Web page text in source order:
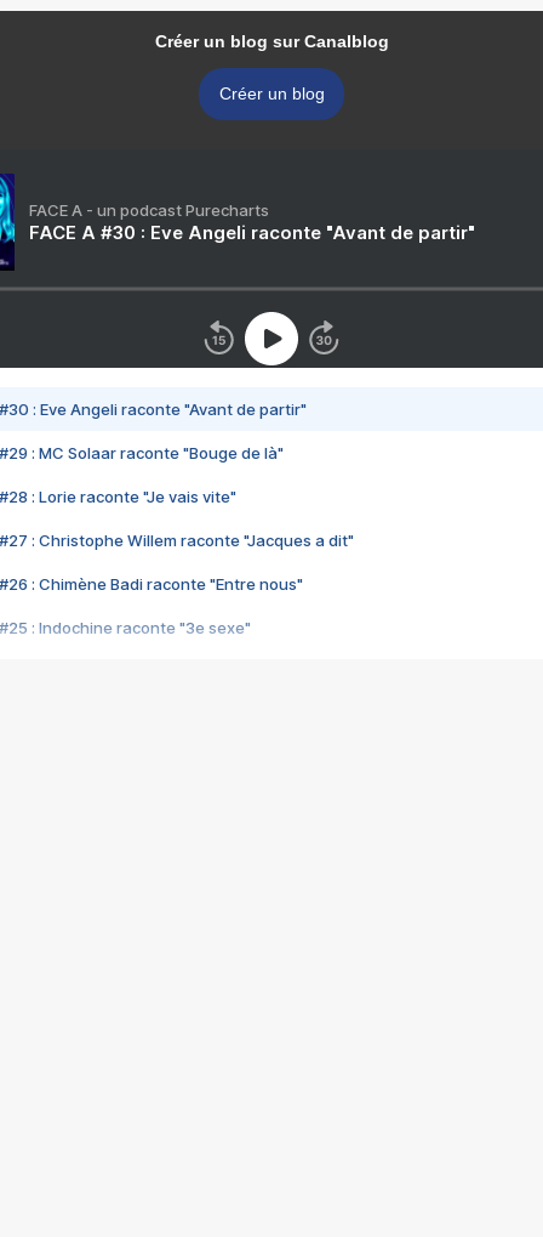
Créer un blog sur Canalblog
Créer un blog
FACE A - un podcast Purecharts
FACE A #30 : Eve Angeli raconte "Avant de partir"
#30 : Eve Angeli raconte "Avant de partir"
#29 : MC Solaar raconte "Bouge de là"
#28 : Lorie raconte "Je vais vite"
#27 : Christophe Willem raconte "Jacques a dit"
#26 : Chimène Badi raconte "Entre nous"
#25 : Indochine raconte "3e sexe"